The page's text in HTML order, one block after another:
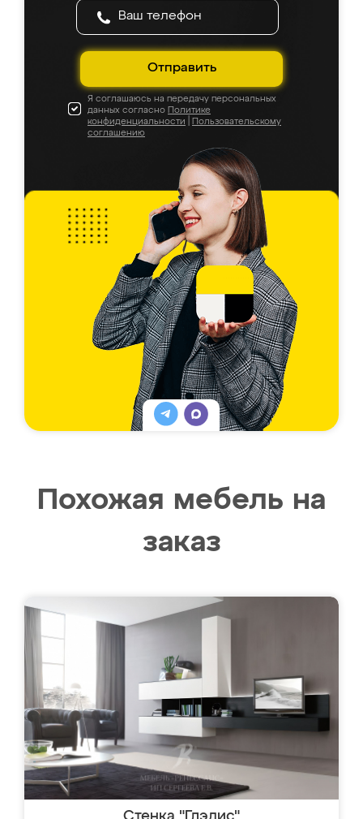
Отправить
Я соглашаюсь на передачу персональных
данных согласно Политике
конфиденциальности
Пользовательскому
соглашению
Похожая мебель на
заказ